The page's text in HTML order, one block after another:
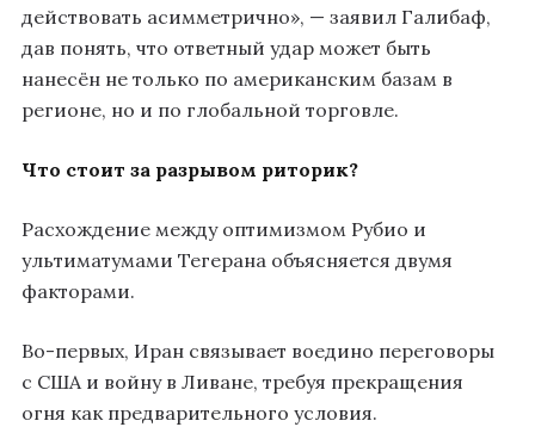
действовать асимметрично», — заявил Галибаф,
дав понять, что ответный удар может быть
нанесён не только по американским базам в
регионе, но и по глобальной торговле.
Что стоит за разрывом риторик?
Расхождение между оптимизмом Рубио и
ультиматумами Тегерана объясняется двумя
факторами.
Во-первых, Иран связывает воедино переговоры
с США и войну в Ливане, требуя прекращения
огня как предварительного условия.